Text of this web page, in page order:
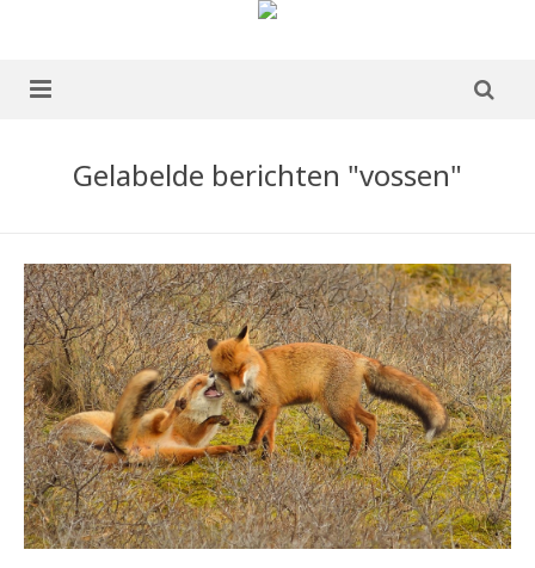
Boek te koop
blog
publicaties
ervaringen
contact
Gelabelde berichten "vossen"